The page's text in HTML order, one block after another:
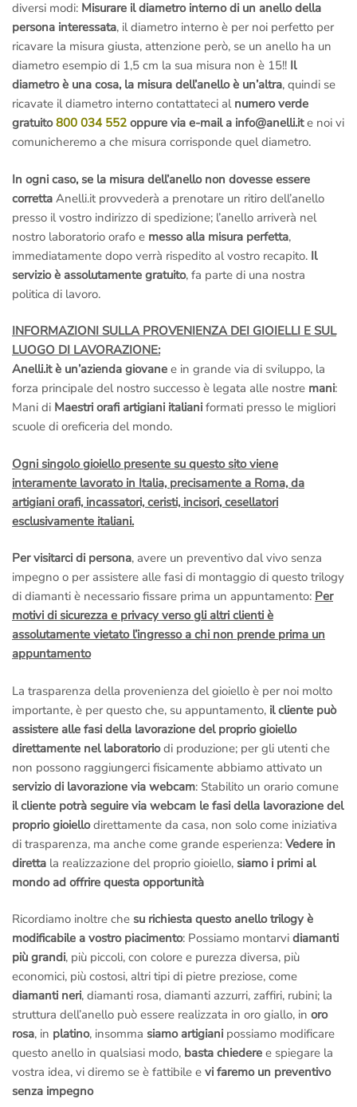
diversi modi: Misurare il diametro interno di un anello della
persona interessata, il diametro interno è per noi perfetto per
ricavare la misura giusta, attenzione però, se un anello ha un
diametro esempio di 1,5 cm la sua misura non è 15!! Il
diametro è una cosa, la misura dell’anello è un’altra, quindi se
ricavate il diametro interno contattateci al numero verde
gratuito800 034 552 oppure via e-mail a info@anelli.ite noi vi
comunicheremo a che misura corrisponde quel diametro.
In ogni caso, se la misura dell’anello non dovesse essere
corretta Anelli.it provvederà a prenotare un ritiro dell’anello
presso il vostro indirizzo di spedizione; l’anello arriverà nel
nostro laboratorio orafo e messo alla misura perfetta,
immediatamente dopo verrà rispedito al vostro recapito. Il
servizio è assolutamente gratuito, fa parte di una nostra
politica di lavoro.
INFORMAZIONI SULLA PROVENIENZA DEI GIOIELLI E SUL
LUOGO DI LAVORAZIONE:
Anelli.it è un’azienda giovane e in grande via di sviluppo, la
forza principale del nostro successo è legata alle nostre mani:
Mani di Maestri orafi artigiani italiani formati presso le migliori
scuole di oreficeria del mondo.
Ogni singolo gioiello presente su questo sito viene
interamente lavorato in Italia, precisamente a Roma, da
artigiani orafi, incassatori, ceristi, incisori, cesellatori
esclusivamente italiani.
Per visitarci di persona, avere un preventivo dal vivo senza
impegno o per assistere alle fasi di montaggio di questo trilogy
di diamanti è necessario fissare prima un appuntamento: Per
motivi di sicurezza e privacy verso gli altri clienti è
assolutamente vietato l’ingresso a chi non prende prima un
appuntamento
La trasparenza della provenienza del gioiello è per noi molto
importante, è per questo che, su appuntamento, il cliente può
assistere alle fasi della lavorazione del proprio gioiello
direttamente nel laboratoriodi produzione; per gli utenti che
non possono raggiungerci fisicamente abbiamo attivato un
servizio di lavorazione via webcam: Stabilito un orario comune
il cliente potrà seguire via webcam le fasi della lavorazione del
proprio gioiellodirettamente da casa, non solo come iniziativa
di trasparenza, ma anche come grande esperienza: Vedere in
diretta la realizzazione del proprio gioiello, siamo i primi al
mondo ad offrire questa opportunità
Ricordiamo inoltre che su richiesta questo anello trilogy è
modificabile a vostro piacimento: Possiamo montarvi diamanti
più grandi, più piccoli, con colore e purezza diversa, più
economici, più costosi, altri tipi di pietre preziose, come
diamanti neri, diamanti rosa, diamanti azzurri, zaffiri, rubini; la
struttura dell’anello può essere realizzata in oro giallo, in oro
rosa, in platino, insomma siamo artigiani possiamo modificare
questo anello in qualsiasi modo, basta chiedere e spiegare la
vostra idea, vi diremo se è fattibile e vi faremo un preventivo
senza impegno